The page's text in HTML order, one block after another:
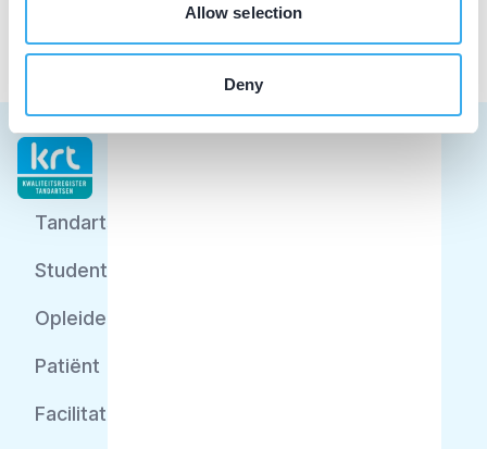
Allow selection
Deny
Tandarts
Student
Opleider
Patiënt
Facilitator